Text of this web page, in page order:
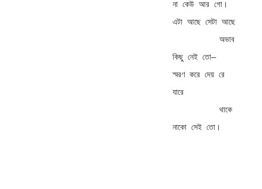
না কেউ আর গো।
এটা আছে সেটা আছে
কিছু নেই তো—
স্মরণ করে দেয় রে
যারে
নাকো সেই তো।